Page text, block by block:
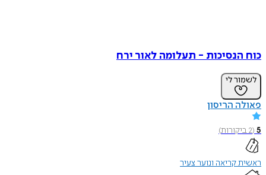
כוח הנסיכות - תעלומה לאור ירח
לשמור לי
פאולה הריסון
5
(
2ביקורות)
ראשית קריאה ונוער צעיר